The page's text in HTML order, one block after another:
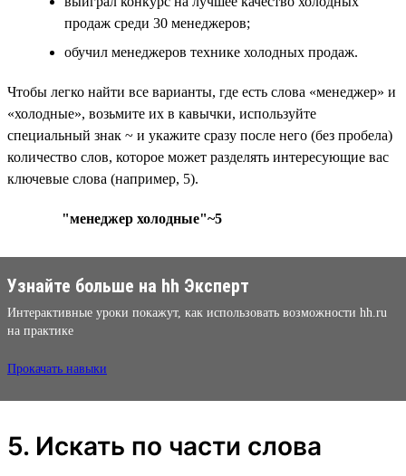
продаж среди 30 менеджеров;
обучил менеджеров технике холодных продаж.
Чтобы легко найти все варианты, где есть слова «менеджер» и
«холодные», возьмите их в кавычки, используйте
специальный знак ~ и укажите сразу после него (без пробела)
количество слов, которое может разделять интересующие вас
ключевые слова (например, 5).
"менеджер холодные"~5
Узнайте больше на hh Эксперт
Интерактивные уроки покажут, как использовать возможности hh.ru
на практике
Прокачать навыки
5. Искать по части слова